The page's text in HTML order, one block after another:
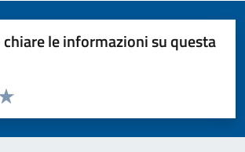
le informazioni su questa
la pagina
5 stelle su 5
4 stelle su 5
su 5
su 5
5